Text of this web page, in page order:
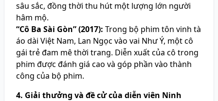
sâu sắc, đồng thời thu hút một lượng lớn người
hâm mộ.
“Cô Ba Sài Gòn” (2017): Trong bộ phim tôn vinh tà
áo dài Việt Nam, Lan Ngọc vào vai Như Ý, một cô
gái trẻ đam mê thời trang. Diễn xuất của cô trong
phim được đánh giá cao và góp phần vào thành
công của bộ phim.
4. Giải thưởng và đề cử của diễn viên Ninh